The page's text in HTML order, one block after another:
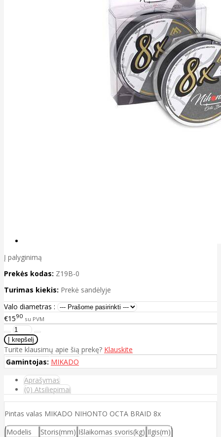
Į palyginimą
Prekės kodas: Z19B-0
Turimas kiekis: Prekė sandėlyje
Valo diametras :
€1590 su PVM
Turite klausimų apie šią prekę? Klauskite
Gamintojas: MIKADO
Aprašymas
(0) Atsiliepimai
Pintas valas MIKADO NIHONTO OCTA BRAID 8x
Modelis
Storis(mm) Išlaikomas svoris(kg) Ilgis(m)